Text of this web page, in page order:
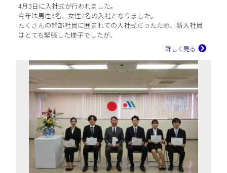
4月3日に入社式が行われました。
今年は男性3名、女性2名の入社となりました。
たくさんの幹部社員に囲まれての入社式だったため、新入社員
はとても緊張した様子でしたが、
詳しく見る